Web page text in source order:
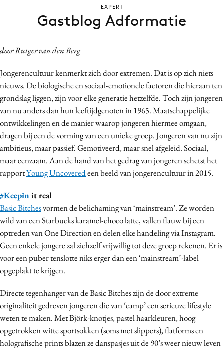
Campagnes
Contentmarketing
Craft
Customer Experience
Data & Insights
Design
Digital transformation
Diversiteit
Effectiviteit
Gedragsverandering
Interne communicatie
Martech
Media
Merkstrategie
PR
Purpose Marketing
Reputatie & crisis
door Rutger van den Berg
Jongerencultuur kenmerkt zich door extremen. Dat is op zich niets
nieuws. De biologische en sociaal-emotionele factoren die hieraan ten
grondslag liggen, zijn voor elke generatie hetzelfde. Toch zijn jongeren
van nu anders dan hun leeftijdgenoten in 1965. Maatschappelijke
ontwikkelingen en de manier waarop jongeren hiermee omgaan,
dragen bij een de vorming van een unieke groep. Jongeren van nu zijn
ambitieus, maar passief. Gemotiveerd, maar snel afgeleid. Sociaal,
maar eenzaam. Aan de hand van het gedrag van jongeren schetst het
rapportYoung Uncoveredeen beeld van jongerencultuur in 2015.
#Keepinit real
Basic Bitchesvormen de belichaming van ‘mainstream’. Ze worden
wild van een Starbucks karamel-choco latte, vallen flauw bij een
optreden van One Direction en delen elke handeling via Instagram.
Geen enkele jongere zal zichzelf vrijwillig tot deze groep rekenen. Er is
voor een puber tenslotte niks erger dan een ‘mainstream’-label
opgeplakt te krijgen.
Directe tegenhanger van de Basic Bitches zijn de door extreme
originaliteit gedreven jongeren die van ‘camp’ een serieuze lifestyle
weten te maken. Met Björk-knotjes, pastel haarkleuren, hoog
opgetrokken witte sportsokken (soms met slippers), flatforms en
holografische prints blazen ze danspasjes uit de 90’s weer nieuw leven
EXPERT
Gastblog Adformatie